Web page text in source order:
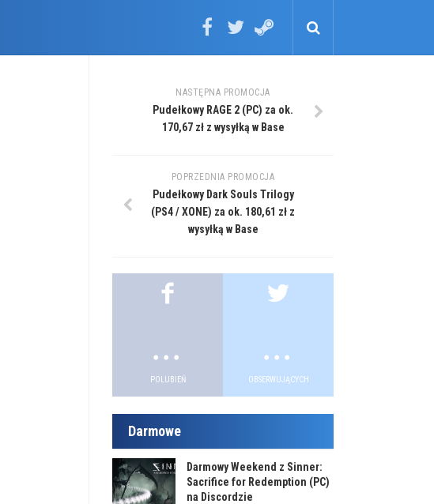
NASTĘPNA PROMOCJA
Pudełkowy RAGE 2 (PC) za ok.
170,67 zł z wysyłką w Base
POPRZEDNIA PROMOCJA
Pudełkowy Dark Souls Trilogy
(PS4 / XONE) za ok. 180,61 zł z
wysyłką w Base
..
POLUBIEŃ
..
OBSERWUJĄCYCH
Darmowe
Darmowy Weekend z Sinner:
Sacrifice for Redemption (PC)
na Discordzie